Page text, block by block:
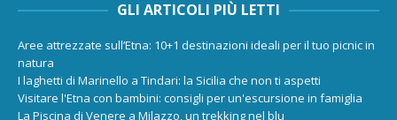
GLI ARTICOLI PIÙ LETTI
Aree attrezzate sull’Etna: 10+1 destinazioni ideali per il tuo picnic in
natura
I laghetti di Marinello a Tindari: la Sicilia che non ti aspetti
Visitare l'Etna con bambini: consigli per un'escursione in famiglia
La Piscina di Venere a Milazzo, un trekking nel blu